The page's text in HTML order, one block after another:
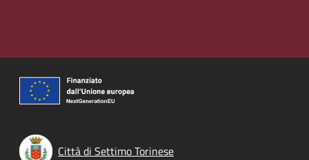
Città di Settimo Torinese